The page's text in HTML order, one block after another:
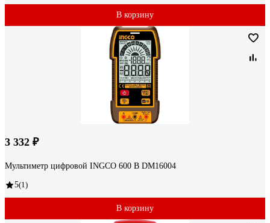
В корзину
3 332 ₽
Мультиметр цифровой INGCO 600 В DM16004
5(1)
В корзину